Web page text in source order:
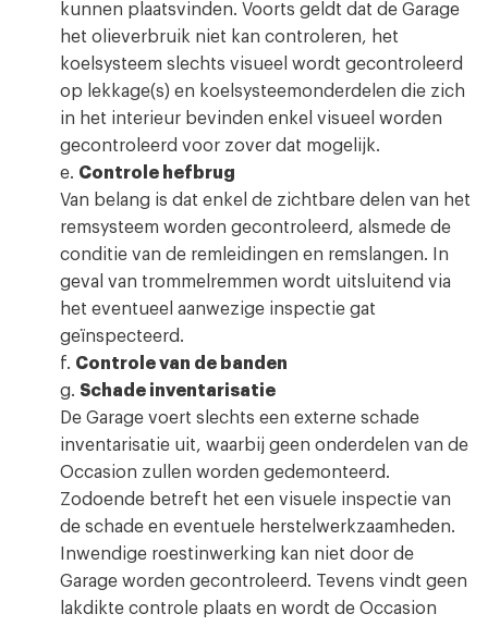
kunnen plaatsvinden. Voorts geldt dat de Garage
het olieverbruik niet kan controleren, het
koelsysteem slechts visueel wordt gecontroleerd
op lekkage(s) en koelsysteemonderdelen die zich
in het interieur bevinden enkel visueel worden
gecontroleerd voor zover dat mogelijk.
e. Controle hefbrug
Van belang is dat enkel de zichtbare delen van het
remsysteem worden gecontroleerd, alsmede de
conditie van de remleidingen en remslangen. In
geval van trommelremmen wordt uitsluitend via
het eventueel aanwezige inspectie gat
geïnspecteerd.
f. Controle van de banden
g. Schade inventarisatie
De Garage voert slechts een externe schade
inventarisatie uit, waarbij geen onderdelen van de
Occasion zullen worden gedemonteerd.
Zodoende betreft het een visuele inspectie van
de schade en eventuele herstelwerkzaamheden.
Inwendige roestinwerking kan niet door de
Garage worden gecontroleerd. Tevens vindt geen
lakdikte controle plaats en wordt de Occasion